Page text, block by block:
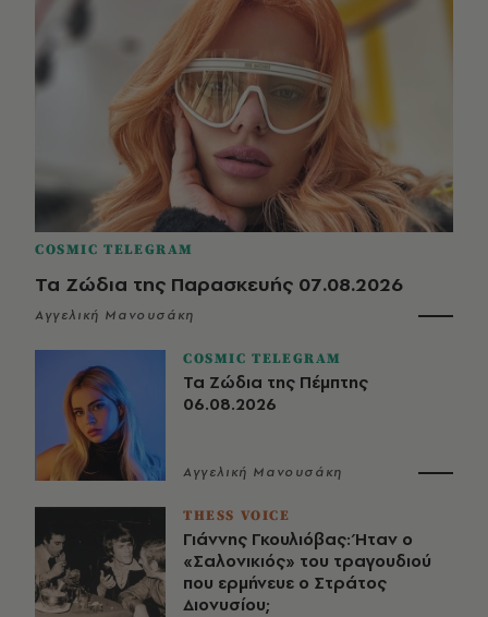
COSMIC TELEGRAM
Τα Ζώδια της Παρασκευής 07.08.2026
Αγγελική Μανουσάκη
COSMIC TELEGRAM
Τα Ζώδια της Πέμπτης
06.08.2026
Αγγελική Μανουσάκη
THESS VOICE
Γιάννης Γκουλιόβας: Ήταν ο
«Σαλονικιός» του τραγουδιού
που ερμήνευε ο Στράτος
Διονυσίου;